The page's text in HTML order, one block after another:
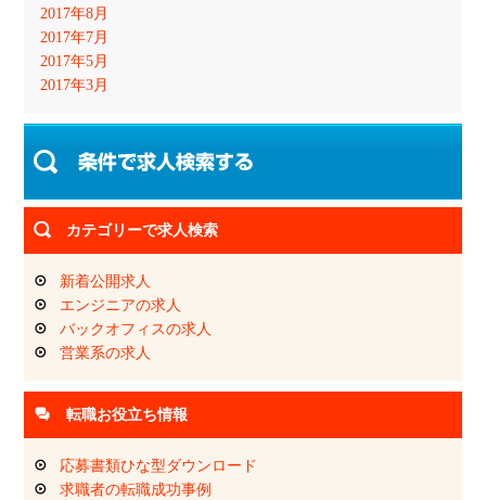
2017年8月
2017年7月
2017年5月
2017年3月
カテゴリーで求人検索
新着公開求人
エンジニアの求人
バックオフィスの求人
営業系の求人
転職お役立ち情報
応募書類ひな型ダウンロード
求職者の転職成功事例